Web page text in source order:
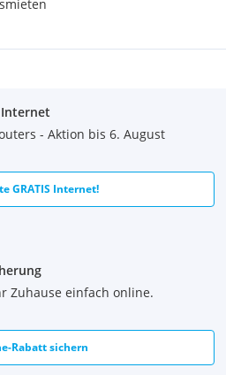
- Aktion bis 6. August
GRATIS Internet!
Zuhause einfach online.
Rabatt sichern